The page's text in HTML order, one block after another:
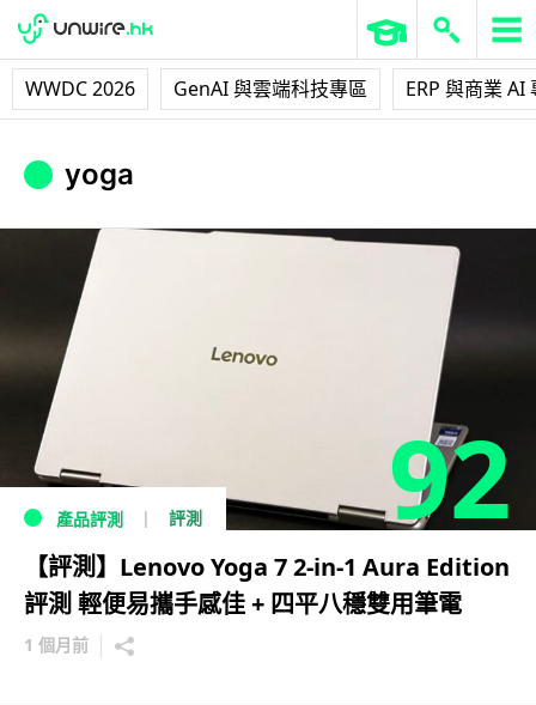
WWDC 2026 GenAI 與雲端科技專區 ERP 與商業 AI
yoga
92
產品評測 評測
【評測】Lenovo Yoga 7 2-in-1 Aura Edition
評測 輕便易攜手感佳 + 四平八穩雙用筆電
1 個月前